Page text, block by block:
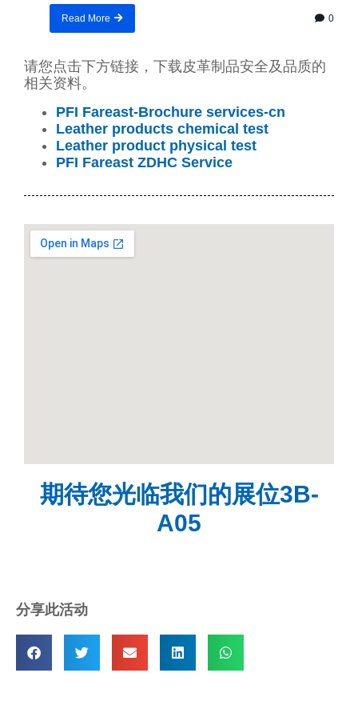
Read More 0
请您点击下方链接，下载皮革制品安全及品质的
相关资料。
PFI Fareast-Brochure services-cn
Leather products chemical test
Leather product physical test
PFI Fareast ZDHC Service
期待您光临我们的展位3B-
A05
分享此活动